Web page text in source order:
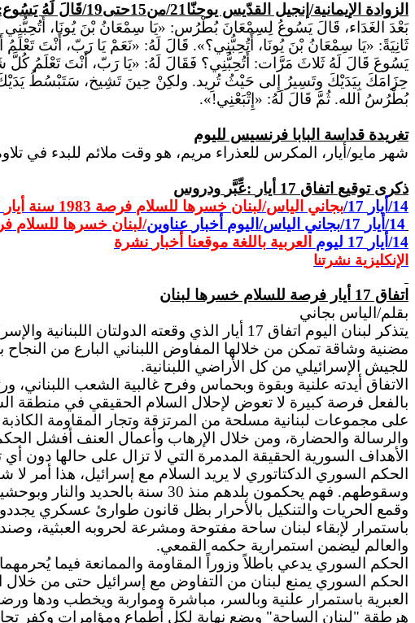
الزوادة الإيمانية/إنجيل القدّيس يوحنّا21/من15حتى19/
قَالَ لَهُ
بَعْدَ الغَدَاء، قَالَ يَسُوعُ لِسِمْعَانَ بُطْرُس: «يَا سِمْعَانُ بْنَ يُونَا، أَتُحِبُّنِي
ثَانِيَةً: «يَا سِمْعَانُ بْنَ يُونَا، أَتُحِبُّنِي؟». قَالَ لَهُ: «نَعَمْ يَا رَبّ، أَنْتَ
يَسُوعَ قَالَ لَهُ ثَلاثَ مَرَّات: أَتُحِبُّنِي؟ فَقَالَ لَهُ: «يَا رَبّ، أَنْتَ تَعْلَمُ
حِزَامَكَ بِيَدَيْكَ وتَسِيرُ إِلى حَيْثُ تُرِيد. ولكِنْ حِينَ تَشِيخ، سَتَبْسُطُ
بُطْرُسُ الله. ثُمَّ قَالَ لَهُ: «إِتْبَعْنِي!».
تغريدة قداسة البابا فرنسيس لليوم
شهر مايو/أيار، المكرس للعذراء مريم، هو وقت ملائم للبدء في
ذكرى توقيع اتفاق 17 أيار :عِّبَّر ودروس
أيار سنة 1983 فرصة للسلام خسرها لبنان/الياس بجاني/17 أيار /14
للسلام خسرها لبنان/عناوين أخبار اليوم /الياس بجاني/17 أيار /14
نشرة أخبار موقعنا باللغة العربية ليوم 17 أيار /14
نشرتنا الإنكليزية
اتفاق 17 أيار فرصة للسلام خسرها لبنان
بقلم/الياس بجاني
مضنية وشاقة تمكن من خلالها المفاوض اللبناني البارع من
للجيش الإسرائيلي من كل الأراضي اللبنانية.
الاتفاق أيدته علنية وبقوة وبحماس وفرح غالبية الشعب
بالفعل فرصة كبيرة لا تعوض لإحلال السلام الحقيقي في منطقة
على مجموعات لبنانية مسلحة من المرتزقة وتجار المقاومة الكاذبة
والرسالة والحضارة، ومن خلال الإرهاب وأعمال العنف أفشل
الأهداف السورية الحقيقة المدمرة التي لا تزال على حالها دون أي
الحكم السوري الدكتاتوري لا يريد السلام مع إسرائيل، هذا أمر
وسقوطهم. فهم يحكمون بلدهم منذ
وقمع الحريات والتنكيل بالأحرار بظل قانون طوارئ عسكري
باستمرار لإبقاء لبنان ساحة مفتوحة ومشرعة لحروبه العبثية،
والعالم ليضمن استمرارية حكمه القمعي.
الحكم السوري يدعي باطلاً وزوراً المقاومة والممانعة فيما
الحكم السوري يمنع لبنان من التفاوض مع إسرائيل حتى من خلال
هرطقة "لبنان الساحة" ويضع نهاية لكل أطماع ومؤامرات وكفر